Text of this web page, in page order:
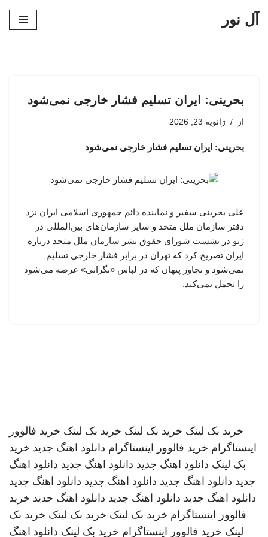
آل نور
بحرینی: ایران تسلیم فشار خارجی نمی‌شود
از ژانویه 23, 2026
بحرینی: ایران تسلیم فشار خارجی نمی‌شود
علی بحرینی سفیر و نماینده دائم جمهوری اسلامی ایران نزد
دفتر سازمان ملل متحد و سایر سازمان‌های بین‌المللی در
ژنو در نشست شورای حقوق بشر سازمان ملل متحد درباره
ایران تصریح کرد که تهران در برابر فشار خارجی تسلیم
نمی‌شود و تجاوز پنهان که در لباس «نگرانی» عرضه می‌شود
را تحمل نمی‌کند.
خرید بک لینک خرید بک لینک خرید بک لینک خرید فالوور
اینستاگرام خرید فالوور اینستاگرام دانلود اهنگ جدید خرید
بک لینک دانلود اهنگ جدید دانلود اهنگ جدید دانلود اهنگ
جدید دانلود اهنگ جدید دانلود اهنگ جدید دانلود اهنگ جدید
دانلود اهنگ جدید دانلود اهنگ جدید دانلود اهنگ جدید خرید
فالوور اینستاگرام خرید بک لینک خرید بک لینک خرید بک
لینک خرید فالوور اینستاگرام خرید بک لینک دانلود اهنگ